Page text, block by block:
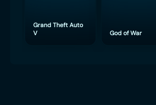
Grand Theft Auto
V
God of War